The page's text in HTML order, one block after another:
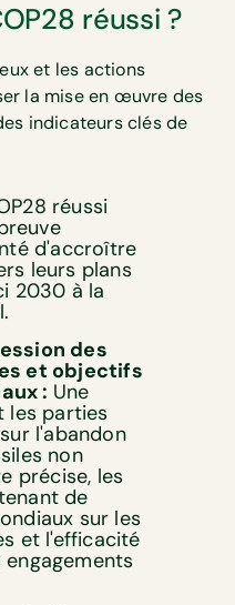
réussi ?
et les actions
la mise en œuvre des
indicateurs clés de
réussi
d'accroître
leurs plans
2030 à la
des
et objectifs
: Une
les parties
l'abandon
non
précise, les
de
sur les
et l'efficacité